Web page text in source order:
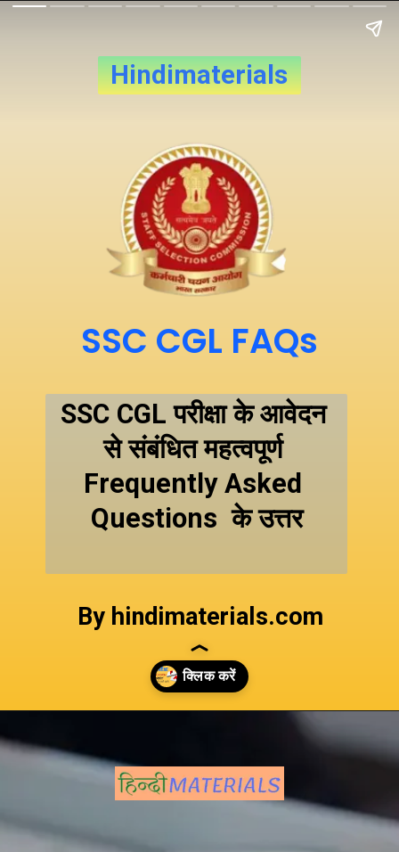
SSC CGL FAQs
SSC CGL परीक्षा के आवेदन
से संबंधित महत्वपूर्ण
Frequently Asked
Questions  के उत्तर
By hindimaterials.com
Hindimaterials
https://hindimaterials.com/ssc-cgl-faq-hindi/